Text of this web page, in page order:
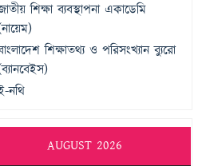
শিক্ষা ব্যবস্থাপনা একাডেমি
শিক্ষাতথ্য ও পরিসংখ্যান ব্যুরো
নথি
AUGUST 2026